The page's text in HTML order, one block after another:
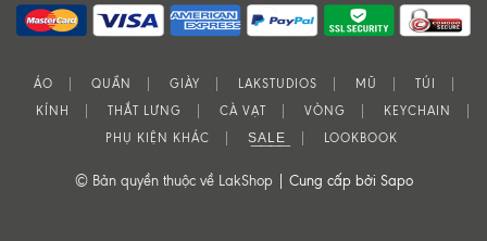
ÁO QUẦN GIÀY LAKSTUDIOS MŨ
TÚI
KÍNH
THẮT LƯNG CÀ VẠT VÒNG
KEYCHAIN
PHỤ KIỆN KHÁC
S͟A͟L͟E͟ LOOKBOOK
© Bản quyền thuộc về LakShop | Cung cấp bởi Sapo